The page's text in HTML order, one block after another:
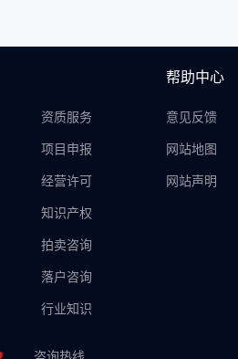
资质服务
项目申报
经营许可
知识产权
拍卖咨询
落户咨询
行业知识
帮助中心
意见反馈
网站地图
网站声明